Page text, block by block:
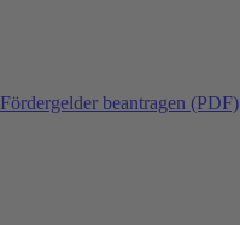
Fördergelder beantragen (PDF)